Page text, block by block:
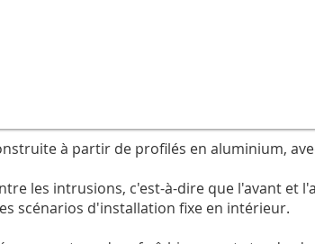
à partir de profilés en aluminium,
les intrusions, c'est-à-dire que l'avant et
scénarios d'installation fixe en intérieur.